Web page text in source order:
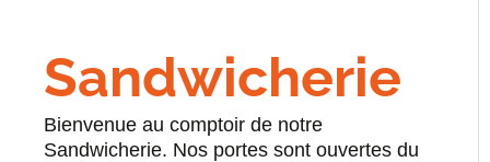
Sandwicherie
Bienvenue au comptoir de notre
Sandwicherie. Nos portes sont ouvertes du